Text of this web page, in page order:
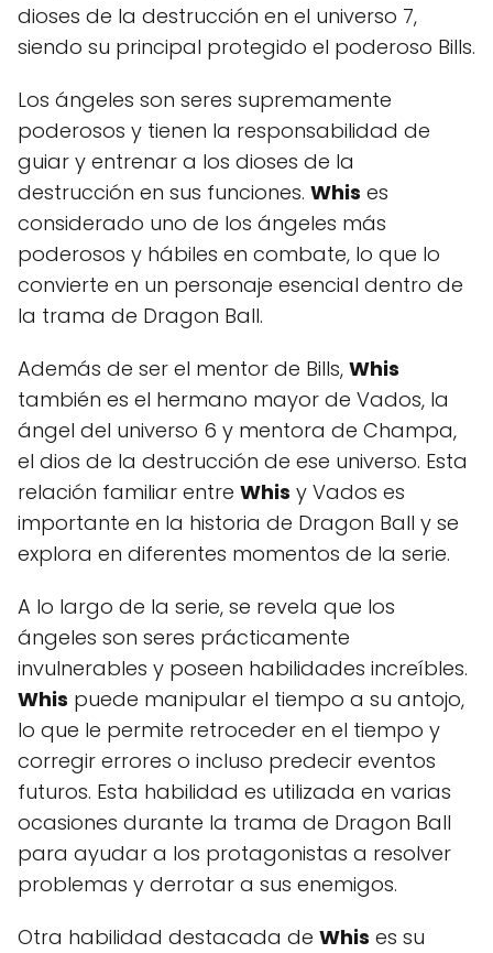
dioses de la destrucción en el universo 7,
siendo su principal protegido el poderoso Bills.
Los ángeles son seres supremamente
poderosos y tienen la responsabilidad de
guiar y entrenar a los dioses de la
destrucción en sus funciones. Whis es
considerado uno de los ángeles más
poderosos y hábiles en combate, lo que lo
convierte en un personaje esencial dentro de
la trama de Dragon Ball.
Además de ser el mentor de Bills, Whis
también es el hermano mayor de Vados, la
ángel del universo 6 y mentora de Champa,
el dios de la destrucción de ese universo. Esta
relación familiar entre Whis y Vados es
importante en la historia de Dragon Ball y se
explora en diferentes momentos de la serie.
A lo largo de la serie, se revela que los
ángeles son seres prácticamente
invulnerables y poseen habilidades increíbles.
Whis puede manipular el tiempo a su antojo,
lo que le permite retroceder en el tiempo y
corregir errores o incluso predecir eventos
futuros. Esta habilidad es utilizada en varias
ocasiones durante la trama de Dragon Ball
para ayudar a los protagonistas a resolver
problemas y derrotar a sus enemigos.
Otra habilidad destacada de Whis es su